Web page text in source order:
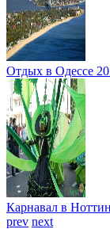
Отдых в Одессе
Карнавал в
prev next